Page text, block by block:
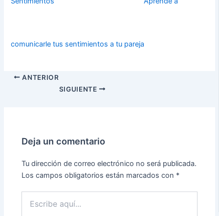
comunicarle tus sentimientos a tu pareja
ANTERIOR
SIGUIENTE
Deja un comentario
Tu dirección de correo electrónico no será publicada.
Los campos obligatorios están marcados con *
aquí...